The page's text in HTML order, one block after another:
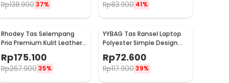
Rp138.900 37% Rp83.900 41%
Rhodey Tas Selempang
Pria Premium Kulit Leather
Rp175.100
Rp267.900 35%
YYBAG Tas Ransel Laptop
Polyester Simple Design
with USB Charging Port -
KC15
Rp72.600
Rp117.90039%